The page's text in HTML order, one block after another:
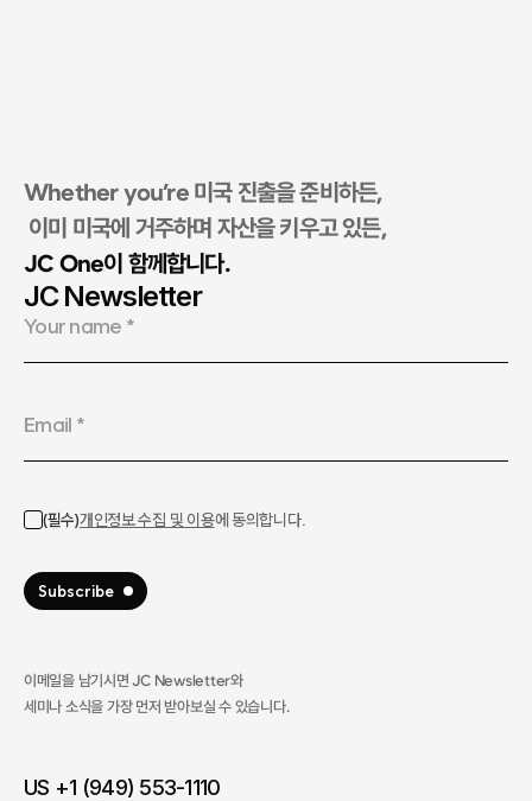
Whether you’re 미국 진출을 준비하든,
이미 미국에 거주하며 자산을 키우고 있든,
JC One이 함께합니다.​
JC Newsletter
이메일을 남기시면 JC Newsletter와
세미나 소식을 가장 먼저 받아보실 수 있습니다.​
US +1 (949) 553-1110